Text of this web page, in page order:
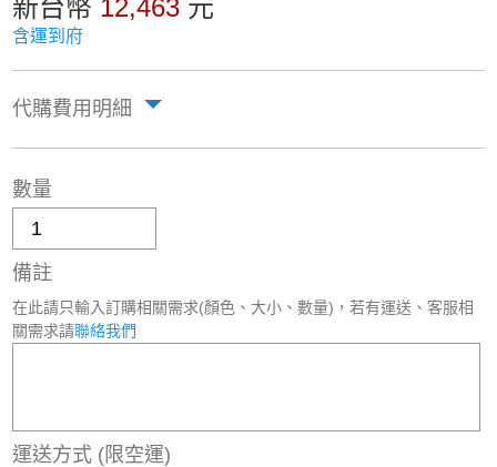
新台幣 12,463 元
含運到府
代購費用明細
數量
備註
在此請只輸入訂購相關需求(顏色、大小、數量)，若有運送、客服相
關需求請聯絡我們
運送方式 (限空運)